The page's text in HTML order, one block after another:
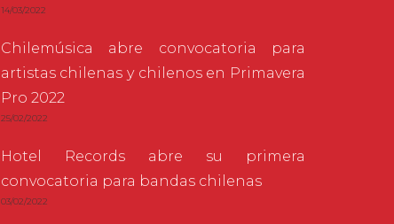
14/03/2022
Chilemúsica abre convocatoria para
artistas chilenas y chilenos en Primavera
Pro 2022
25/02/2022
Hotel Records abre su primera
convocatoria para bandas chilenas
03/02/2022